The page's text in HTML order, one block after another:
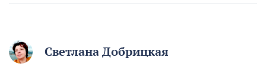
Светлана Добрицкая